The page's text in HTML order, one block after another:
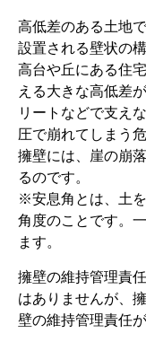
高低差のある土地
設置される壁状の構
高台や丘にある住
える大きな高低差
リートなどで支え
圧で崩れてしまう
擁壁には、崖の崩
るのです。
※安息角とは、土
角度のことです。
ます。
擁壁の維持管理責
はありませんが、
壁の維持管理責任